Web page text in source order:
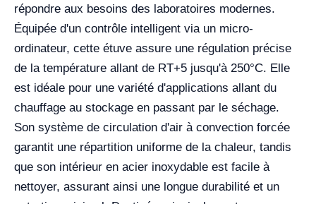
répondre aux besoins des laboratoires modernes.
Équipée d'un contrôle intelligent via un micro-
ordinateur, cette étuve assure une régulation précise
de la température allant de RT+5 jusqu'à 250°C. Elle
est idéale pour une variété d'applications allant du
chauffage au stockage en passant par le séchage.
Son système de circulation d'air à convection forcée
garantit une répartition uniforme de la chaleur, tandis
que son intérieur en acier inoxydable est facile à
nettoyer, assurant ainsi une longue durabilité et un